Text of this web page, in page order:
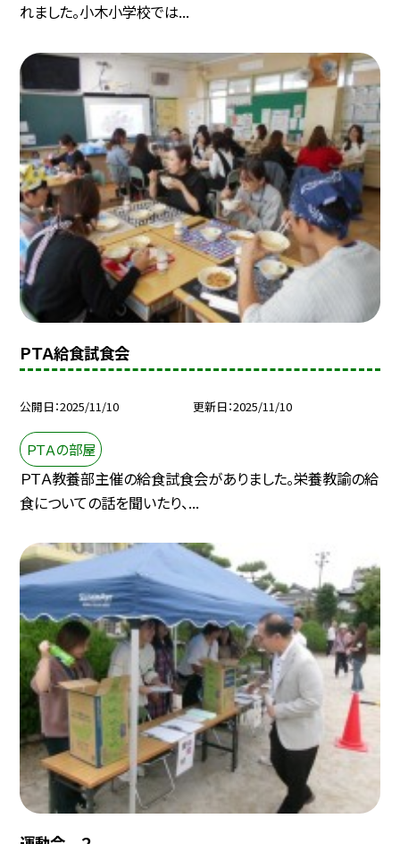
れました。小木小学校では...
ＰＴＡ給食試食会
公開日 2025/11/10 更新日 2025/11/10
ＰＴＡの部屋
ＰＴＡ教養部主催の給食試食会がありました。栄養教諭の給
食についての話を聞いたり、...